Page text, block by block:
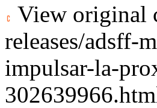
View original
releases/adsff-
impulsar-la-